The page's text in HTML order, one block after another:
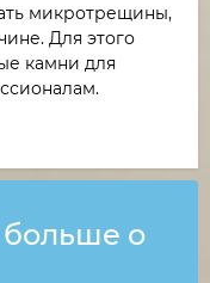
микротрещины,
Для этого
камни для
больше о